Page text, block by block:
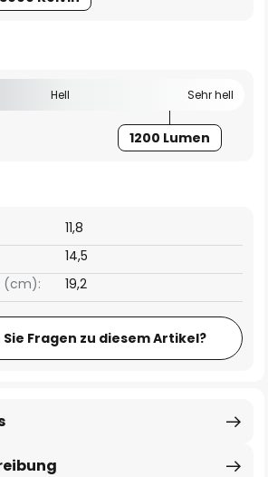
Hell Sehr hell
1200 Lumen
14,5
11,8
(cm): 19,2
Sie Fragen zu diesem Artikel?